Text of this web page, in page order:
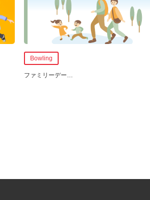
Bowling
ファミリーデー